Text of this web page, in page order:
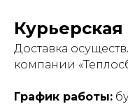
Курьерская
Доставка
компании
График работы: